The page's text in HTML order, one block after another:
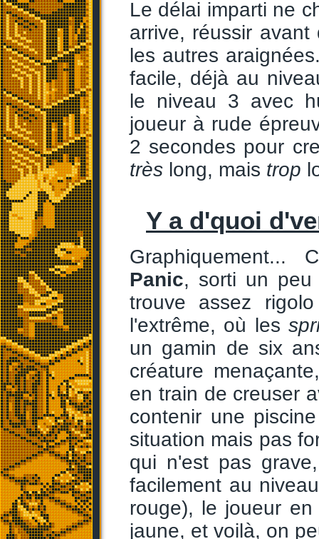
Le délai imparti ne
arrive, réussir
les autres
facile, déjà au
le niveau 3 avec
joueur à rude
2 secondes pour
très long, mais trop
Y a d'quoi
Panic, sorti un
trouve assez
l'extrême, où les
un gamin de six
créature
en train de creuser
contenir une
situation mais pas
qui n'est pas
facilement au
rouge), le joueur
jaune, et voilà, on